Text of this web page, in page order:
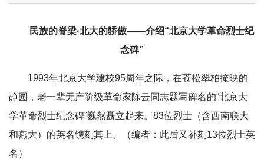
民族的脊梁·北大的骄傲——介绍“北京大学革命烈士纪
念碑”
1993年北京大学建校95周年之际，在苍松翠柏掩映的
静园，老一辈无产阶级革命家陈云同志题写碑名的“北京大
学革命烈士纪念碑”巍然矗立起来。83位烈士（含西南联大
和燕大）的英名镌刻其上。（编者：此后又补刻13位烈士英
名）